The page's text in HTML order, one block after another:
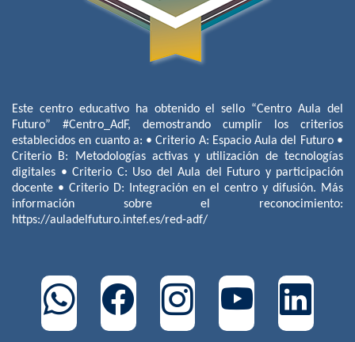
Este centro educativo ha obtenido el sello “Centro Aula del
Futuro” #Centro_AdF, demostrando cumplir los criterios
establecidos en cuanto a: • Criterio A: Espacio Aula del Futuro •
Criterio B: Metodologías activas y utilización de tecnologías
digitales • Criterio C: Uso del Aula del Futuro y participación
docente • Criterio D: Integración en el centro y difusión. Más
información sobre el reconocimiento:
https://auladelfuturo.intef.es/red-adf/